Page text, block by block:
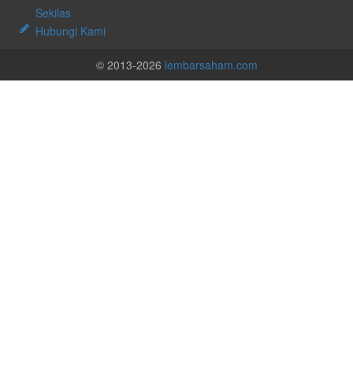
Sekilas
Hubungi Kami
© 2013-2026 lembarsaham.com